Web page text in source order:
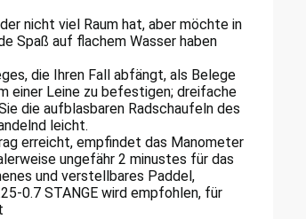
nicht viel Raum hat, aber möchte in
Spaß auf flachem Wasser haben
die Ihren Fall abfängt, als Belege
einer Leine zu befestigen; dreifache
die aufblasbaren Radschaufeln des
leicht.
erreicht, empfindet das Manometer
ungefähr 2 minustes für das
und verstellbares Paddel,
0.7 STANGE wird empfohlen, für